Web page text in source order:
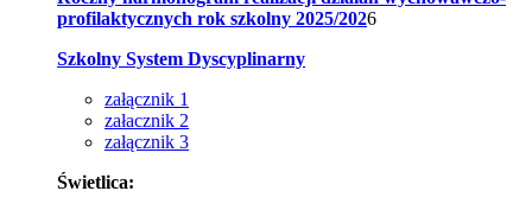
profilaktycznych rok szkolny 2025/2026
Szkolny System Dyscyplinarny
załącznik 1
załacznik 2
załącznik 3
Świetlica: